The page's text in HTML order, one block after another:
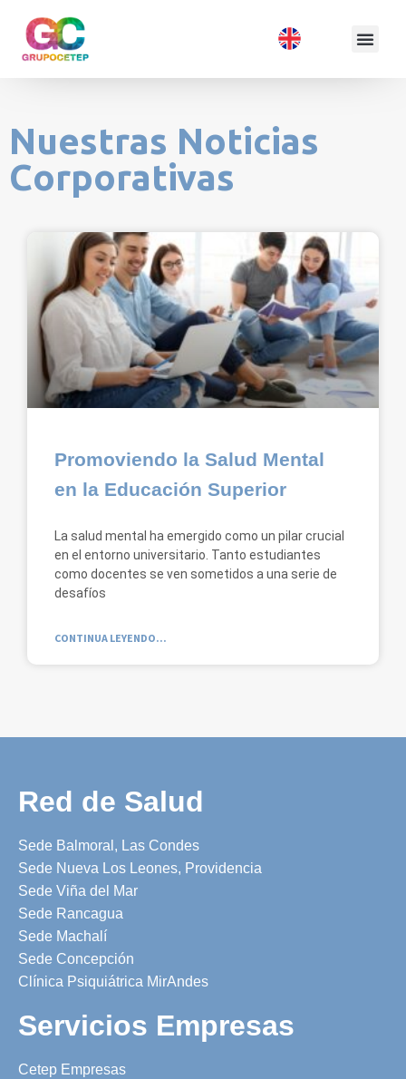
Nuestras Noticias
Corporativas
Promoviendo la Salud Mental
en la Educación Superior
La salud mental ha emergido como un pilar crucial
en el entorno universitario. Tanto estudiantes
como docentes se ven sometidos a una serie de
desafíos
CONTINUA LEYENDO...
Red de Salud
Sede Balmoral, Las Condes
Sede Nueva Los Leones, Providencia
Sede Viña del Mar
Sede Rancagua
Sede Machalí
Sede Concepción
Clínica Psiquiátrica MirAndes
Servicios Empresas
Cetep Empresas